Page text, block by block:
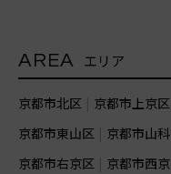
AREA エリア
京都市北区 京都市上京区
京都市東山区
京都市山
京都市右京区
京都市西